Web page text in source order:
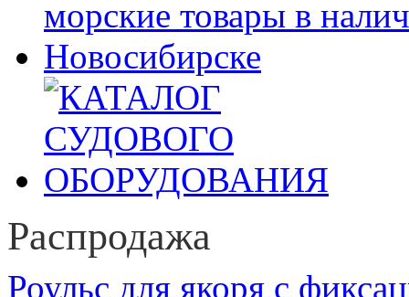
Распродажа
Роульс для якоря с